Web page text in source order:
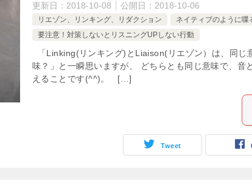
更新日： 2018-10-08 公開日： 2018-10-06
リエゾン、リンキング、リダクション
ネイティブのように喋
要注意！対策しないとリスニングUPしない行動
「Linking(リンキング)とLiaison(リエゾン）は、同じ
味？」と一瞬思いますが、 どちらとも同じ意味で、音
えることです(^^)。 […]
Tweet